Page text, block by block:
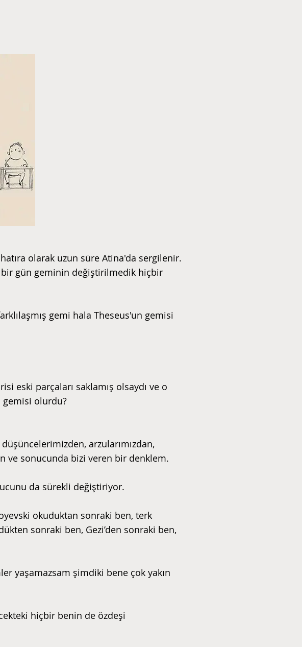
olarak uzun süre Atina'da sergilenir.
gün geminin değiştirilmedik hiçbir
gemi hala Theseus'un gemisi
eski parçaları saklamış olsaydı ve o
gemisi olurdu?
arzularımızdan,
ve sonucunda bizi veren bir denklem.
da sürekli değiştiriyor.
okuduktan sonraki ben, terk
sonraki ben, Gezi’den sonraki ben,
yaşamazsam şimdiki bene çok yakın
hiçbir benin de özdeşi